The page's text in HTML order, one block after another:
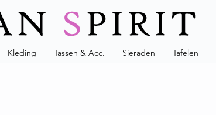
Kleding Tassen & Acc. Sieraden Tafelen